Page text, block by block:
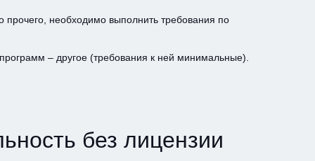
необходимо выполнить требования по
– другое (требования к ней минимальные).
без лицензии